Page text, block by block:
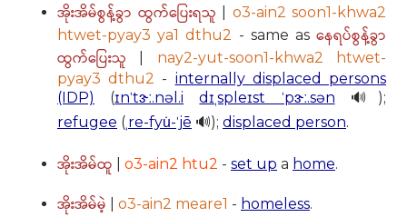
အိုးအိမ်စွန့်ခွာ ထွက်ပြေးရသူ
o3-ain2 soon1-khwa2
htwet-pyay3 ya1 dthu2 - same asနေရပ်စွန့်ခွာ
ထွက်ပြေးသူ
nay2-yut-soon1-khwa2 htwet-
pyay3 dthu2 - internally displaced persons
(IDP)
(ɪnˈtɝː.nəl.i dɪˌspleɪst ˈpɝː.sən 🔊);
refugee ( ˌre-fyu̇-ˈjē 🔊); displaced person.
အိုးအိမ်ထူ o3-ain2 htu2 - set up a home.
အိုးအိမ်မဲ့ o3-ain2 meare1 - homeless.